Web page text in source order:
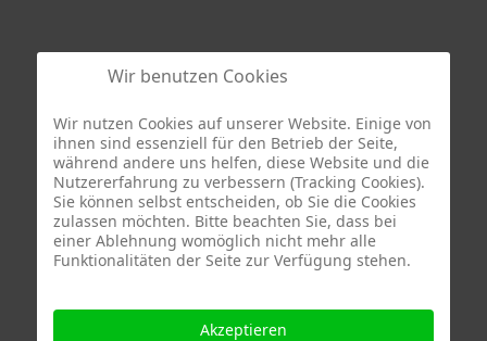
Wir benutzen Cookies
Wir nutzen Cookies auf unserer Website. Einige von
ihnen sind essenziell für den Betrieb der Seite,
während andere uns helfen, diese Website und die
Nutzererfahrung zu verbessern (Tracking Cookies).
Sie können selbst entscheiden, ob Sie die Cookies
zulassen möchten. Bitte beachten Sie, dass bei
einer Ablehnung womöglich nicht mehr alle
Funktionalitäten der Seite zur Verfügung stehen.
Akzeptieren